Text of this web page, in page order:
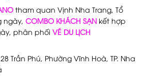
tham quan Vịnh Nha Trang, Tổ
ngày, COMBO KHÁCH SẠN kết hợp
phân phối VÉ DU LỊCH
Trần Phú, Phường Vĩnh Hoà, TP. Nha